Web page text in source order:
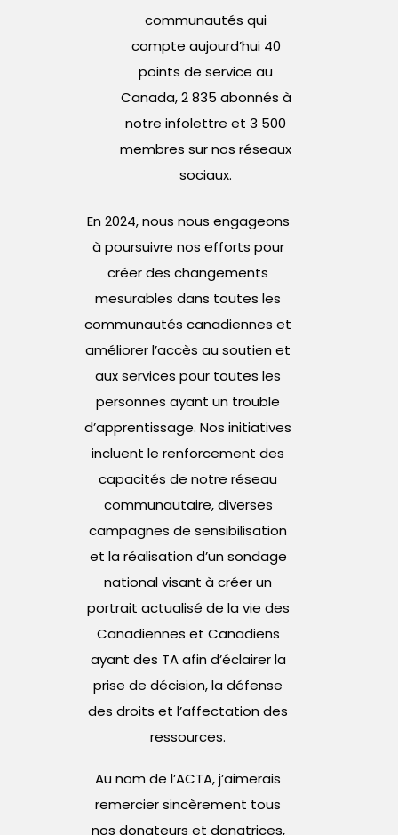
communautés qui
compte aujourd’hui 40
points de service au
Canada, 2 835 abonnés à
notre infolettre et 3 500
membres sur nos réseaux
sociaux.
En 2024, nous nous engageons
à poursuivre nos efforts pour
créer des changements
mesurables dans toutes les
communautés canadiennes et
améliorer l’accès au soutien et
aux services pour toutes les
personnes ayant un trouble
d’apprentissage. Nos initiatives
incluent le renforcement des
capacités de notre réseau
communautaire, diverses
campagnes de sensibilisation
et la réalisation d’un sondage
national visant à créer un
portrait actualisé de la vie des
Canadiennes et Canadiens
ayant des TA afin d’éclairer la
prise de décision, la défense
des droits et l’affectation des
ressources.
Au nom de l’ACTA, j’aimerais
remercier sincèrement tous
nos donateurs et donatrices,